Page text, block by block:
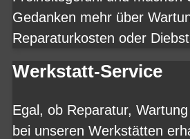
Gedanken mehr über
Reparaturkosten oder
Werkstatt-Service
Egal, ob Reparatur,
bei unseren Werkstätten